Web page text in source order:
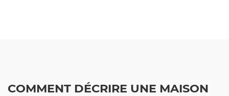
COMMENT DÉCRIRE UNE MAISON